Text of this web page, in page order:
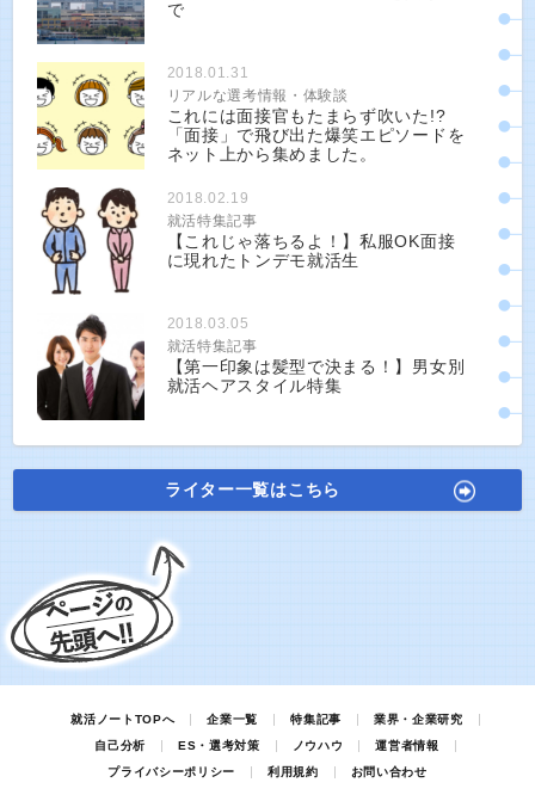
で
2018.01.31
リアルな選考情報・体験談
これには面接官もたまらず吹いた!?
「面接」で飛び出た爆笑エピソードを
ネット上から集めました。
2018.02.19
就活特集記事
【これじゃ落ちるよ！】私服OK面接
に現れたトンデモ就活生
2018.03.05
就活特集記事
【第一印象は髪型で決まる！】男女別
就活ヘアスタイル特集
ライター一覧はこちら
就活ノートTOPへ 企業一覧 特集記事
業界・企業研究
自己分析
ES・選考対策 ノウハウ
運営者情報
プライバシーポリシー
利用規約 お問い合わせ